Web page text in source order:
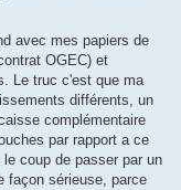
avec mes papiers de
OGEC) et
Le truc c'est que ma
différents, un
complémentaire
par rapport a ce
coup de passer par un
façon sérieuse, parce